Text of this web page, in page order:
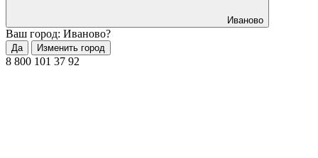
Иваново
Ваш город: Иваново?
Да Изменить город
8 800 101 37 92